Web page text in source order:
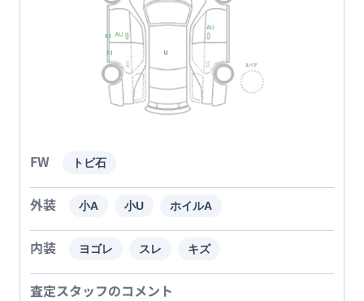
FW トビ石
外装 小A 小U ホイルA
内装 ヨゴレ スレ キズ
査定スタッフのコメント